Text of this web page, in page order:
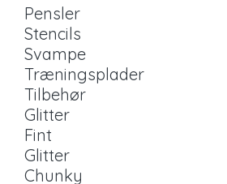
Pensler
Stencils
Svampe
Træningsplader
Tilbehør
Glitter
Fint
Glitter
Chunky